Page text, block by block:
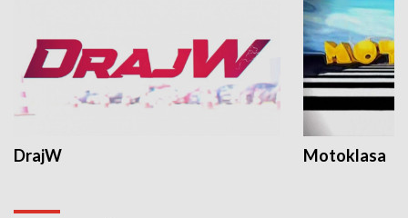
DrajW Motoklasa